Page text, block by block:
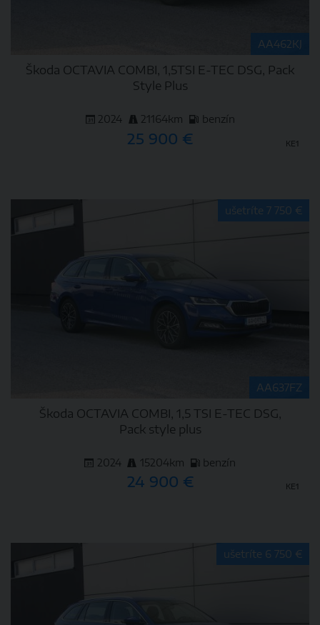
AA462KJ
Škoda OCTAVIA COMBI, 1,5TSI E-TEC DSG, Pack
Style Plus
2024 21164km benzín
25 900 € KE1
AA637FZ
ušetríte 7 750 €
Škoda OCTAVIA COMBI, 1,5 TSI E-TEC DSG,
Pack style plus
2024 15204km benzín
24 900 € KE1
ušetríte 6 750 €